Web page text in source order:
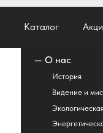
Акции
Каталог Акции
Каталог
Политика в области
Энергетическая
Экологическая
Видение и миссия